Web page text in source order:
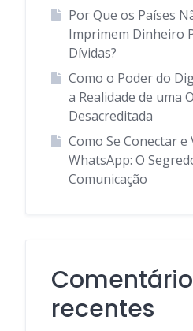
Por Que os Países
Imprimem Dinheiro
Dívidas?
Como o Poder do
a Realidade de uma
Desacreditada
Como Se Conectar
WhatsApp: O
Comunicação
recentes